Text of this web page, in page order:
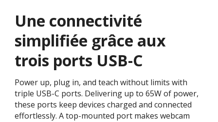
Une connectivité
simplifiée grâce aux
trois ports USB-C
Power up, plug in, and teach without limits with
triple USB-C ports. Delivering up to 65W of power,
these ports keep devices charged and connected
effortlessly. A top-mounted port makes webcam